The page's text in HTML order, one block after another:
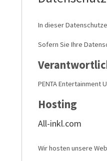
In dieser
Sofern Sie Ihre
PENTA Entertainment
Hosting
All-inkl.com
Wir hosten unsere